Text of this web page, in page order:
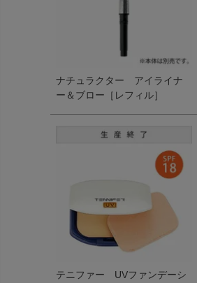
ナチュラクター アイライナ
ー＆ブロー［レフィル］
テニファー UVファンデーシ